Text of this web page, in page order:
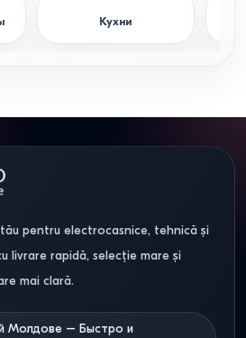
Зависит от
толщины стали
и условия
сантехники — это важный
Кухни
pentru electrocasnice, tehnică și
livrare rapidă, selecție mare și
mai clară.
Молдове – Быстро и